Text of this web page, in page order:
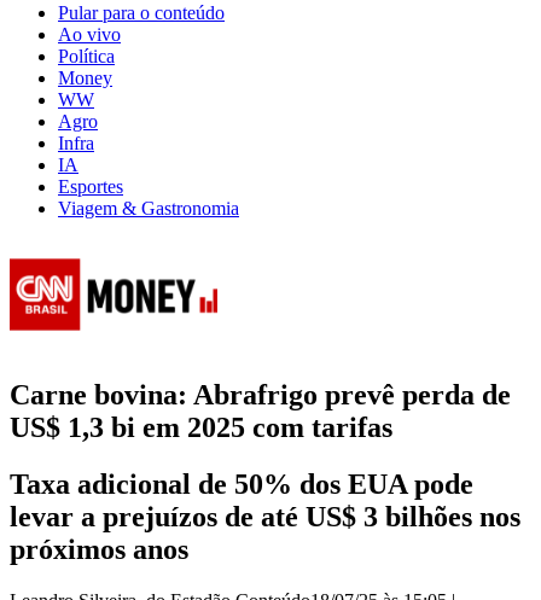
Pular para o conteúdo
Ao vivo
Política
Money
WW
Agro
Infra
IA
Esportes
Viagem & Gastronomia
Carne bovina: Abrafrigo prevê perda de
US$ 1,3 bi em 2025 com tarifas
Taxa adicional de 50% dos EUA pode
levar a prejuízos de até US$ 3 bilhões nos
próximos anos